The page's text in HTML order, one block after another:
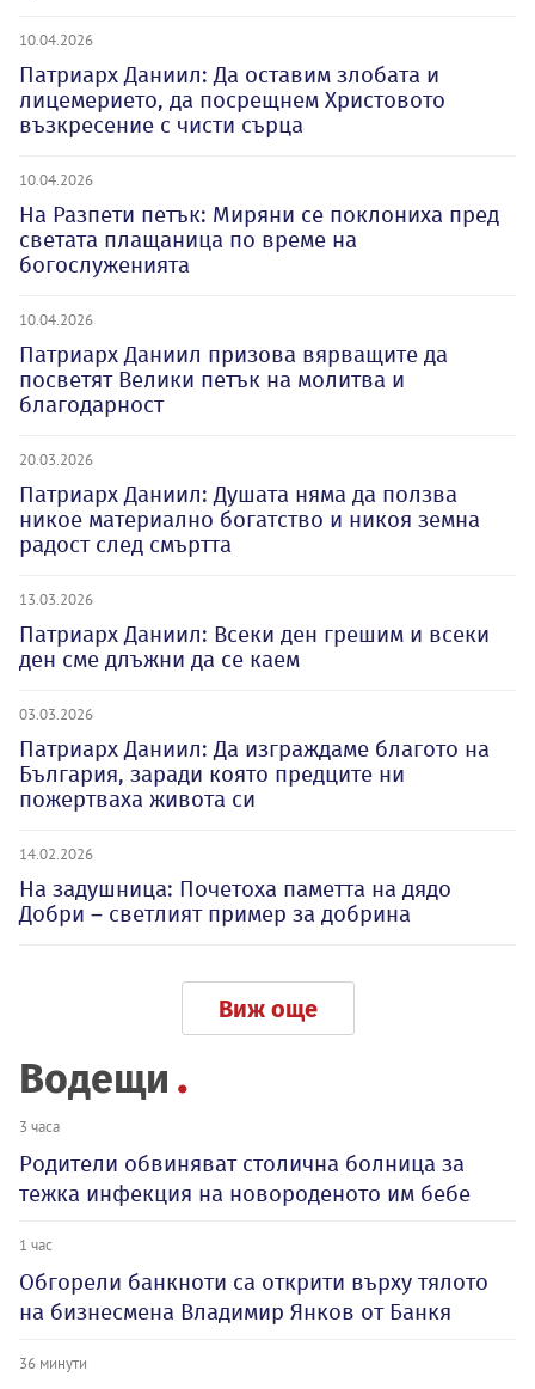
10.04.2026
Патриарх Даниил: Да оставим злобата и
лицемерието, да посрещнем Христовото
възкресение с чисти сърца
10.04.2026
На Разпети петък: Миряни се поклониха пред
светата плащаница по време на
богослуженията
10.04.2026
Патриарх Даниил призова вярващите да
посветят Велики петък на молитва и
благодарност
20.03.2026
Патриарх Даниил: Душата няма да ползва
никое материално богатство и никоя земна
радост след смъртта
13.03.2026
Патриарх Даниил: Всеки ден грешим и всеки
ден сме длъжни да се каем
03.03.2026
Патриарх Даниил: Да изграждаме благото на
България, заради която предците ни
пожертваха живота си
14.02.2026
На задушница: Почетоха паметта на дядо
Добри – светлият пример за добрина
Виж още
Водещи
3 часа
Родители обвиняват столична болница за
тежка инфекция на новороденото им бебе
1 час
Обгорели банкноти са открити върху тялото
на бизнесмена Владимир Янков от Банкя
36 минути